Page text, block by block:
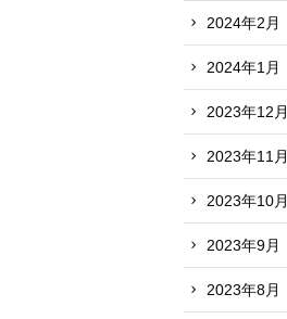
2024年2月
2024年1月
2023年12月
2023年11月
2023年10月
2023年9月
2023年8月